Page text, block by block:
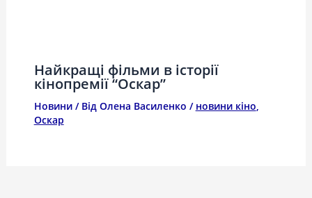
Найкращі фільми в історії
кінопремії “Оскар”
Новини/ Від Олена Василенко / новини кіно
Оскар